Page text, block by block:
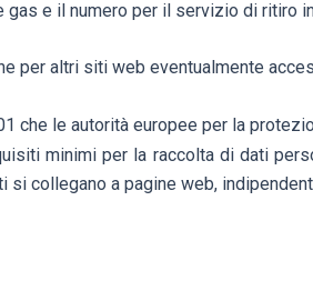
e il numero per il servizio di ritiro
per altri siti web eventualmente
che le autorità europee per la
minimi per la raccolta di dati
collegano a pagine web,